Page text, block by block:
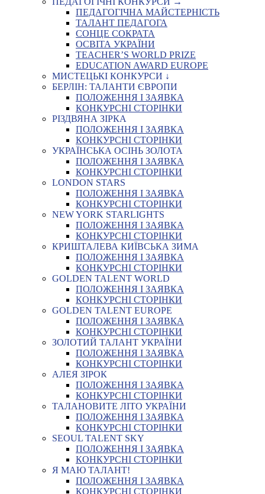
ПЕДАГОГІЧНА МАЙСТЕРНІСТЬ
ТАЛАНТ ПЕДАГОГА
СОНЦЕ СОКРАТА
ОСВІТА УКРАЇНИ
TEACHER’S WORLD PRIZE
EDUCATION AWARD EUROPE
МИСТЕЦЬКІ КОНКУРСИ ↓
БЕРЛІН: ТАЛАНТИ ЄВРОПИ
ПОЛОЖЕННЯ І ЗАЯВКА
КОНКУРСНІ СТОРІНКИ
РІЗДВЯНА ЗІРКА
ПОЛОЖЕННЯ І ЗАЯВКА
КОНКУРСНІ СТОРІНКИ
УКРАЇНСЬКА ОСІНЬ ЗОЛОТА
ПОЛОЖЕННЯ І ЗАЯВКА
КОНКУРСНІ СТОРІНКИ
LONDON STARS
ПОЛОЖЕННЯ І ЗАЯВКА
КОНКУРСНІ СТОРІНКИ
NEW YORK STARLIGHTS
ПОЛОЖЕННЯ І ЗАЯВКА
КОНКУРСНІ СТОРІНКИ
КРИШТАЛЕВА КИЇВСЬКА ЗИМА
ПОЛОЖЕННЯ І ЗАЯВКА
КОНКУРСНІ СТОРІНКИ
GOLDEN TALENT WORLD
ПОЛОЖЕННЯ І ЗАЯВКА
КОНКУРСНІ СТОРІНКИ
GOLDEN TALENT EUROPE
ПОЛОЖЕННЯ І ЗАЯВКА
КОНКУРСНІ СТОРІНКИ
ЗОЛОТИЙ ТАЛАНТ УКРАЇНИ
ПОЛОЖЕННЯ І ЗАЯВКА
КОНКУРСНІ СТОРІНКИ
АЛЕЯ ЗІРОК
ПОЛОЖЕННЯ І ЗАЯВКА
КОНКУРСНІ СТОРІНКИ
ТАЛАНОВИТЕ ЛІТО УКРАЇНИ
ПОЛОЖЕННЯ І ЗАЯВКА
КОНКУРСНІ СТОРІНКИ
SEOUL TALENT SKY
ПОЛОЖЕННЯ І ЗАЯВКА
КОНКУРСНІ СТОРІНКИ
Я МАЮ ТАЛАНТ!
ПОЛОЖЕННЯ І ЗАЯВКА
КОНКУРСНІ СТОРІНКИ